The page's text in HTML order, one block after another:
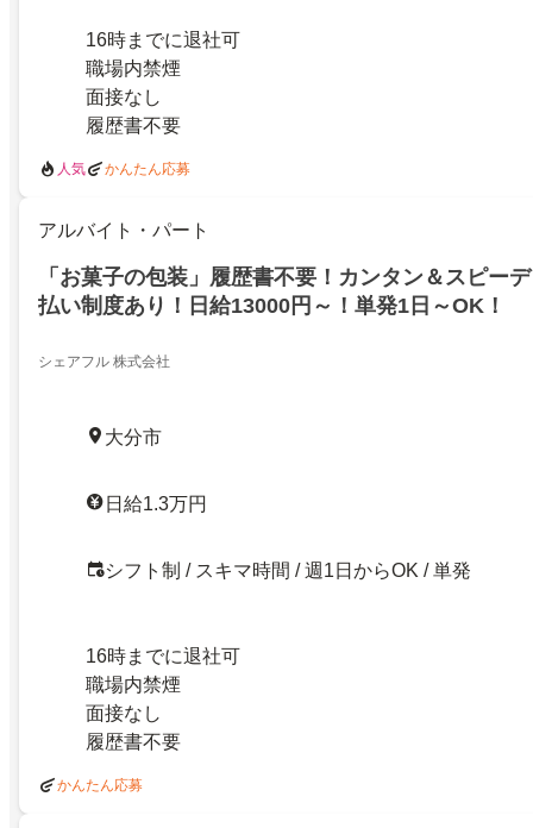
16時までに退社可
職場内禁煙
面接なし
履歴書不要
人気 かんたん応募
アルバイト・パート
「お菓子の包装」履歴書不要！カンタン＆スピー
払い制度あり！日給13000円～！単発1日～OK！
シェアフル 株式会社
大分市
日給1.3万円
シフト制 / スキマ時間 / 週1日からOK / 単発
16時までに退社可
職場内禁煙
面接なし
履歴書不要
かんたん応募